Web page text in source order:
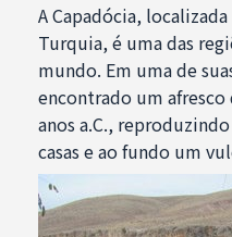
A Capadócia,
Turquia, é uma das
mundo. Em uma de
encontrado um
anos a.C.,
casas e ao fundo um